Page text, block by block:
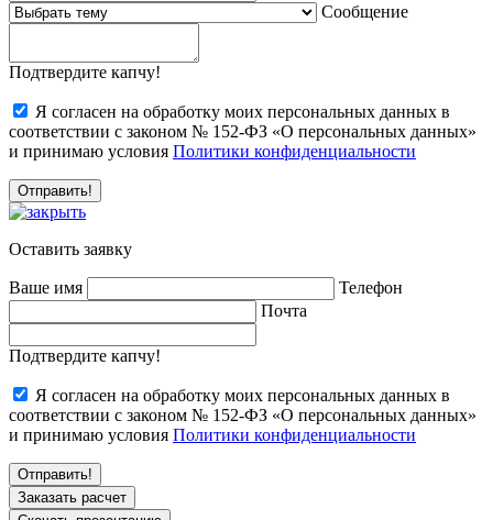
Сообщение
Подтвердите капчу!
Я согласен на обработку моих персональных данных в
соответствии с законом № 152-ФЗ «О персональных данных»
и принимаю условия Политики конфиденциальности
Оставить заявку
Ваше имя
Телефон
Почта
Подтвердите капчу!
Я согласен на обработку моих персональных данных в
соответствии с законом № 152-ФЗ «О персональных данных»
и принимаю условия Политики конфиденциальности
Заказать расчет